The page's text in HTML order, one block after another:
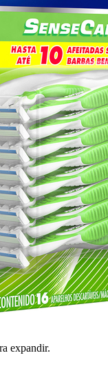
expandir.